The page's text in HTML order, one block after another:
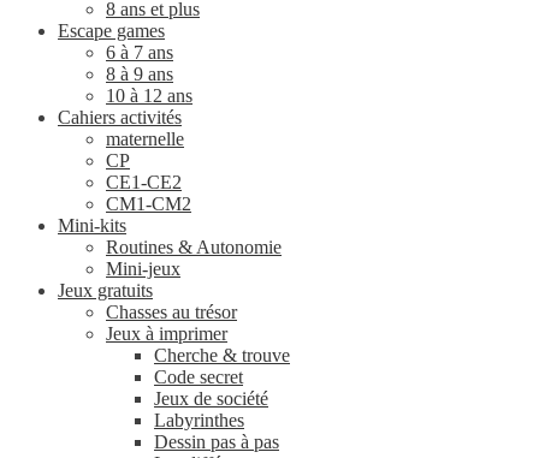
8 ans et plus
Escape games
6 à 7 ans
8 à 9 ans
10 à 12 ans
Cahiers activités
maternelle
CP
CE1-CE2
CM1-CM2
Mini-kits
Routines & Autonomie
Mini-jeux
Jeux gratuits
Chasses au trésor
Jeux à imprimer
Cherche & trouve
Code secret
Jeux de société
Labyrinthes
Dessin pas à pas